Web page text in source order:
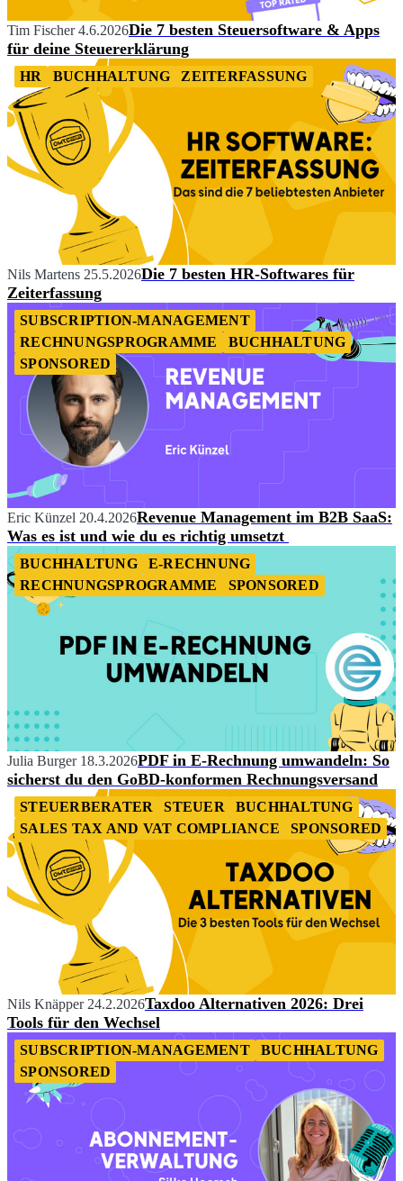
Tim Fischer 4.6.2026Die 7 besten Steuersoftware & Apps
für deine Steuererklärung
HR BUCHHALTUNG ZEITERFASSUNG
Nils Martens 25.5.2026Die 7 besten HR-Softwares für
Zeiterfassung
SUBSCRIPTION-MANAGEMENT
RECHNUNGSPROGRAMME
BUCHHALTUNG
SPONSORED
Eric Künzel 20.4.2026Revenue Management im B2B SaaS:
Was es ist und wie du es richtig umsetzt
BUCHHALTUNG
E-RECHNUNG
RECHNUNGSPROGRAMME
SPONSORED
Julia Burger 18.3.2026PDF in E-Rechnung umwandeln: So
sicherst du den GoBD-konformen Rechnungsversand
STEUERBERATER STEUER
BUCHHALTUNG
SALES TAX AND VAT COMPLIANCE
SPONSORED
Nils Knäpper 24.2.2026Taxdoo Alternativen 2026: Drei
Tools für den Wechsel
SUBSCRIPTION-MANAGEMENT
BUCHHALTUNG
SPONSORED